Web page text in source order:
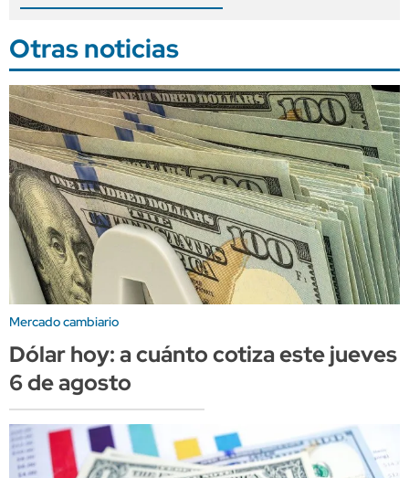
Otras noticias
Mercado cambiario
Dólar hoy: a cuánto cotiza este jueves
6 de agosto